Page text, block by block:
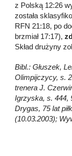
z Polską 12:26
została
RFN 21:18, po
brzmiał 17:17),
Skład drużyny
Bibl.: Głuszek,
Olimpijczycy, s.
trenera J.
Igrzyska, s. 444,
Drygas, 75 lat
(10.03.2003);